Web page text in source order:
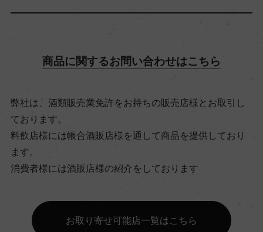
ー
有機JAS認証
ー
コンクール入賞歴
商品に関するお問い合わせはこちら
弊社は、酒類販売業免許をお持ちの販売店様とお取引し
ております。
料飲店様には帳合酒販店様を通して商品を提供しており
ます。
消費者様には酒販店様の紹介をしております
お取り寄せ可能店一覧はこちら